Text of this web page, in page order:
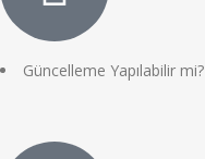
Güncelleme Yapılabilir mi?